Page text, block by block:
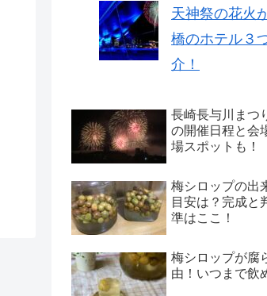
天神祭の花火
橋のホテル３
介！
長崎長与川まつ
の開催日程と会
場スポットも！
梅シロップの出
目安は？完成と
準はここ！
梅シロップが腐
由！いつまで飲